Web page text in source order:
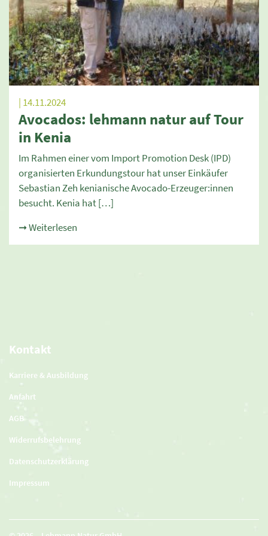
| 14.11.2024
Avocados: lehmann natur auf Tour
in Kenia
Im Rahmen einer vom Import Promotion Desk (IPD)
organisierten Erkundungstour hat unser Einkäufer
Sebastian Zeh kenianische Avocado-Erzeuger:innen
besucht. Kenia hat […]
➞ Weiterlesen
Kontakt
Karriere & Ausbildung
Anfahrt
AGB
Widerrufsbelehrung
Datenschutzerklärung
Impressum